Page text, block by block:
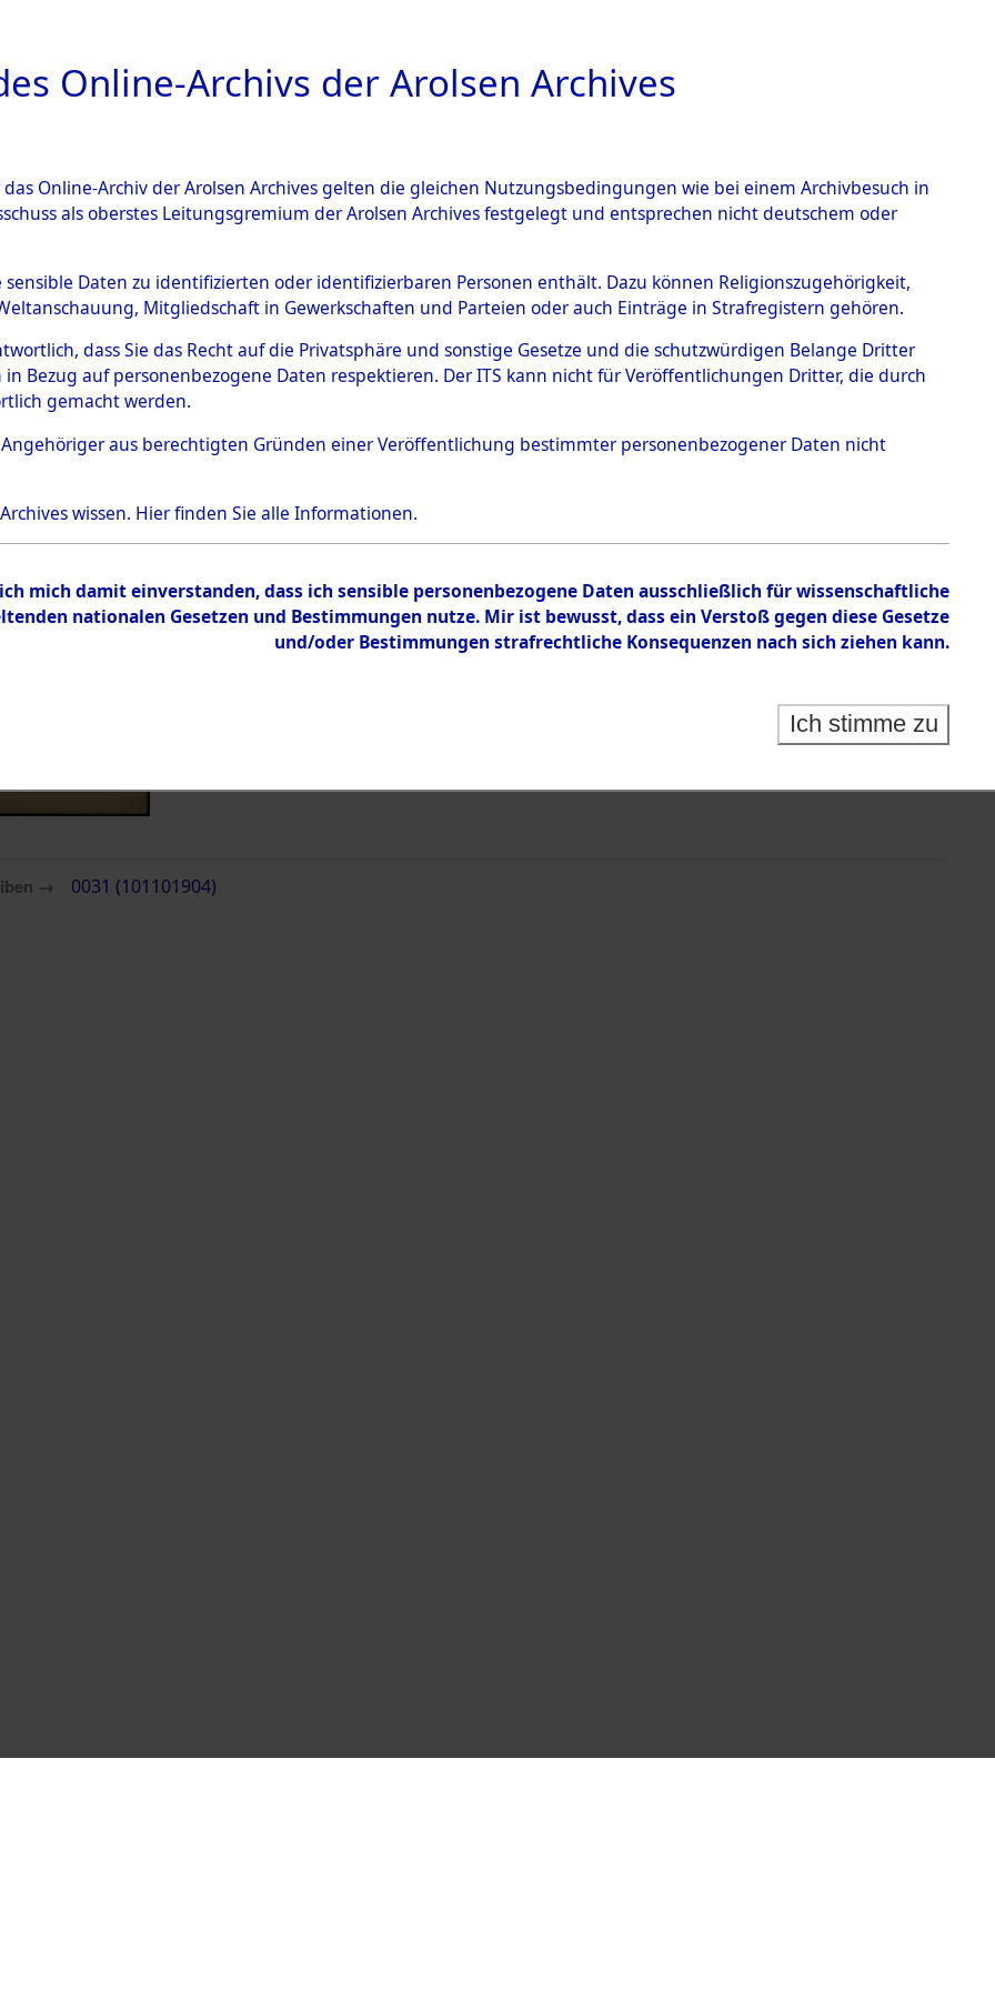
ARCHIVALE ÜBERSICHT BILD
→Kreis Meppen→0031 (101101904)
0031 (101101904)
Übergeordnetes
Niedersachsen
Inhalt
Zur Übersicht
→ 0031 (101101904)
Online-Archivs der Arolsen Archives
Online-Archiv der Arolsen Archives gelten die gleichen Nutzungsbedingungen wie bei einem Archivbesuch in
als oberstes Leitungsgremium der Arolsen Archives festgelegt und entsprechen nicht deutschem oder
sensible Daten zu identifizierten oder identifizierbaren Personen enthält. Dazu können Religionszugehörigkeit,
Mitgliedschaft in Gewerkschaften und Parteien oder auch Einträge in Strafregistern gehören.
dass Sie das Recht auf die Privatsphäre und sonstige Gesetze und die schutzwürdigen Belange Dritter
Bezug auf personenbezogene Daten respektieren. Der ITS kann nicht für Veröffentlichungen Dritter, die durch
gemacht werden.
Angehöriger aus berechtigten Gründen einer Veröffentlichung bestimmter personenbezogener Daten nicht
wissen. Hierfinden Sie alle Informationen.
mich damit einverstanden, dass ich sensible personenbezogene Daten ausschließlich für wissenschaftliche
nationalen Gesetzen und Bestimmungen nutze. Mir ist bewusst, dass ein Verstoß gegen diese Gesetze
und/oder Bestimmungen strafrechtliche Konsequenzen nach sich ziehen kann.
Ich stimme zu